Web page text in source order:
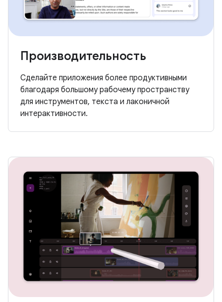
Производительность
Сделайте приложения более продуктивными
благодаря большому рабочему пространству
для инструментов, текста и лаконичной
интерактивности.